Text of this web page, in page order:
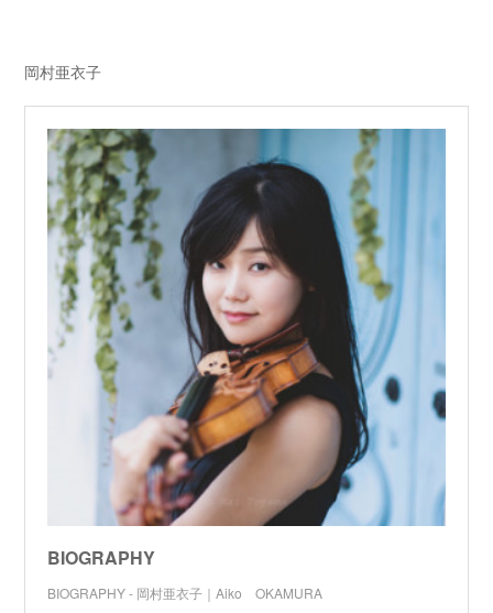
岡村亜衣子
BIOGRAPHY
BIOGRAPHY - 岡村亜衣子｜Aiko OKAMURA